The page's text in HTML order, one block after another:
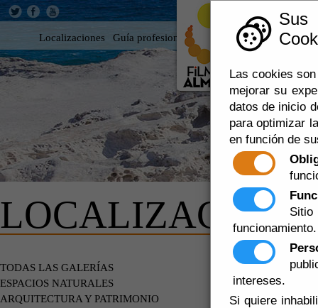
Las cookies
mejorar su
datos de inicio
para optimizar
en función de
funcionamiento.
intereses.
Si quiere
Localizaciones Guía profesional Rodar en Almería 360
TODAS LAS GALERÍAS
ESPACIOS NATURALES
ARQUITECTURA Y PATRIMONIO